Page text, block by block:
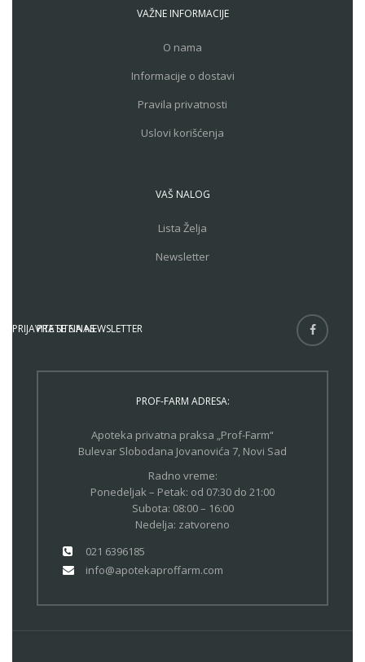
VAŽNE INFORMACIJE
O nama
Informacije o dostavi
Pravila privatnosti
Uslovi korišćenja
VAŠ NALOG
Lista Želja
Newsletter
PRATITE NAS
PRIJAVITE SE NA NEWSLETTER
PROF-FARM ADRESA:
Apoteka privatna praksa „Prof-Farm“
Bulevar Slobodana Jovanovića 7, Novi Sad
Radno vreme:
Ponedeljak – Petak: od 07:30 do 21:00
Subota: 08:00 – 16:00
Nedelja: zatvoreno
021 6396185
info@apotekaproffarm.com